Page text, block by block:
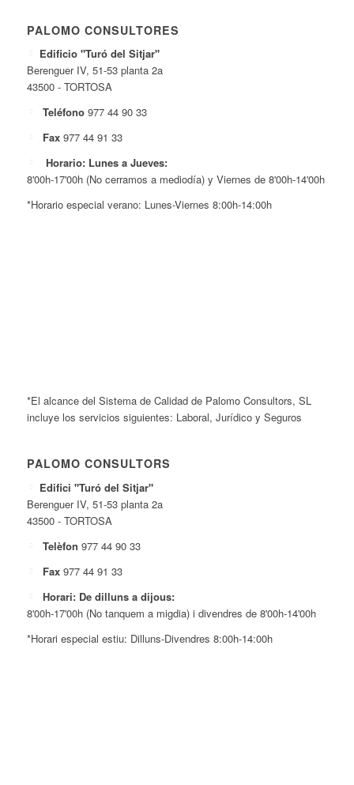
PALOMO CONSULTORES
Edificio "Turó del Sitjar"
Berenguer IV, 51-53 planta 2a
43500 - TORTOSA
Teléfono 977 44 90 33
Fax 977 44 91 33
Horario: Lunes a Jueves:
8'00h-17'00h (No cerramos a mediodía) y Viernes de 8'00h-14'00h
*Horario especial verano: Lunes-Viernes 8:00h-14:00h
*El alcance del Sistema de Calidad de Palomo Consultors, SL
incluye los servicios siguientes: Laboral, Jurídico y Seguros
PALOMO CONSULTORS
Edifici "Turó del Sitjar"
Berenguer IV, 51-53 planta 2a
43500 - TORTOSA
Telèfon 977 44 90 33
Fax 977 44 91 33
Horari: De dilluns a dijous:
8'00h-17'00h (No tanquem a migdia) i divendres de 8'00h-14'00h
*Horari especial estiu: Dilluns-Divendres 8:00h-14:00h